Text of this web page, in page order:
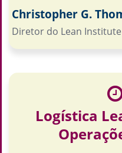
Christopher G.
Diretor do Lean
Logística